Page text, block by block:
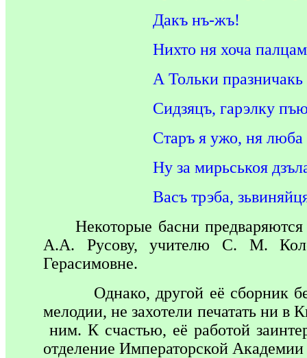
Дакъ нъ-жъ!
Нихто ня хоча
А Тольки празничакь
Сидзяцъ, гарэлку
Старъ я ужо, ня люба
Ну за мирьськоя
Васъ трэба,
Некоторые басни
А.А. Русову, учителю С. М.
Герасимовне.
Однако, другой её сборник
мелодии, не захотели печатать ни
ним. К счастью, её работой
отделение Императорской Академии